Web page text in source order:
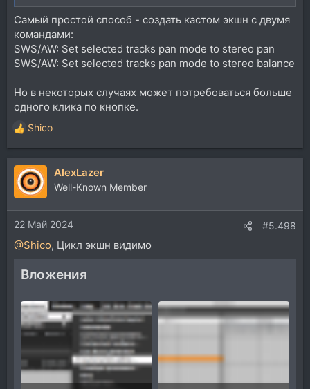
Самый простой способ - создать кастом экшн с двумя
командами:
SWS/AW: Set selected tracks pan mode to stereo pan
SWS/AW: Set selected tracks pan mode to stereo balance
Но в некоторых случаях может потребоваться больше
одного клика по кнопке.
Р
е
а
к
ц
и
и
:
Shico
AlexLazer
Well-Known Member
22 Май 2024 #5.498
@Shico, Цикл экшн видимо
Вложения